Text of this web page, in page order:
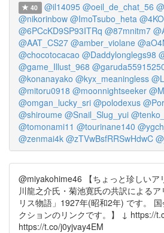
40 @il14095 @oeil_de_chat_56
@nikorinbow @ImoTsubo_heta
@6PCcKD9SP93ITRq @87mnitm7
@AAT_CS27 @amber_violane
@chocotocacao @Daddylonglegs98
@game_Illust_968
@konanayako @kyx_meaningless
@mitoru0918 @moonnightseeker
@omgan_lucky_sri @polodexus
@shiroume @Snail_Slug_yui
@tomonami11 @tourinane140
@zenmai4k @zTVwBsfRRSwHdwC
@miyakohime46 【ちょっと珍しいア
川龍之介氏・菊池寛氏の共訳による
リス物語」1927年(昭和2年) です。
クションのリンクです。】 ↓ https://
https://t.co/j0yjvay4EM